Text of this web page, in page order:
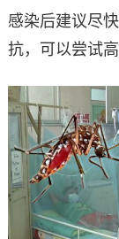
感染后建议尽
抗，可以尝试